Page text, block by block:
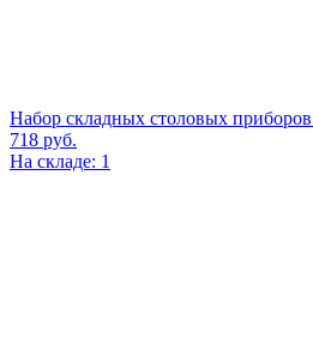
Набор складных столовых приборов
718 руб.
На складе: 1